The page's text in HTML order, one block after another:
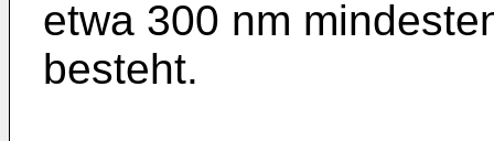
etwa 300 nm
besteht.